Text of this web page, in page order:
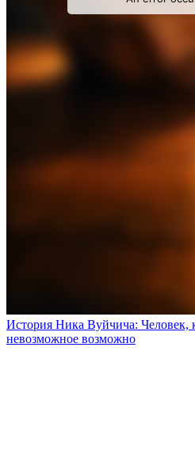
История Ника Вуйчича: Человек,
невозможное возможно